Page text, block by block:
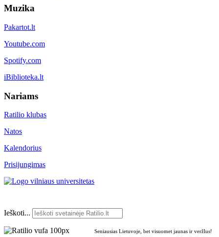
Muzika
Pakartot.lt
Youtube.com
Spotify.com
iBiblioteka.lt
Nariams
Ratilio klubas
Natos
Kalendorius
Prisijungimas
Ieškoti...
Seniausias Lietuvoje, bet visuomet jaunas ir veržlus!